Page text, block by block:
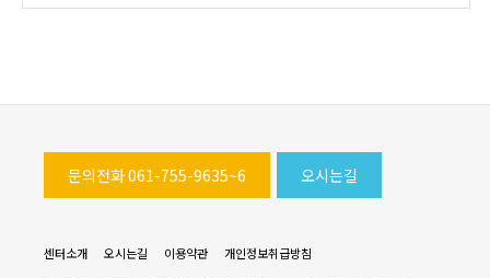
문의전화 061-755-9635~6 오시는길
센터소개 오시는길 이용약관 개인정보취급방침